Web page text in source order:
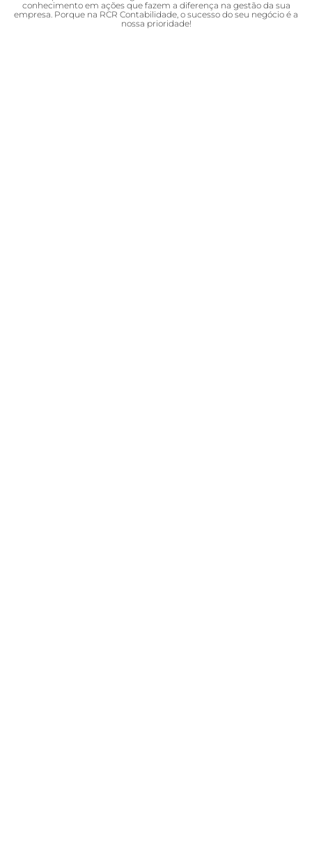
conhecimento em ações que fazem a diferença na gestão da sua
empresa. Porque na RCR Contabilidade, o sucesso do seu negócio é a
nossa prioridade!